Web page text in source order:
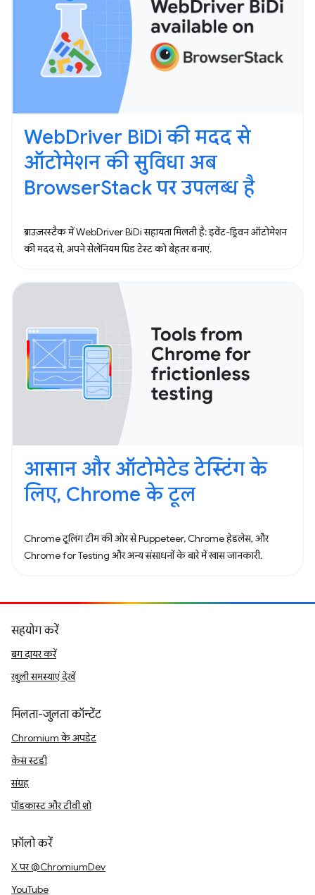
WebDriver BiDi की मदद से
ऑटोमेशन की सुविधा अब
BrowserStack पर उपलब्ध है
ब्राउज़रस्टैक में WebDriver BiDi सहायता मिलती है: इवेंट-ड्रिवन ऑटोमेशन
की मदद से, अपने सेलेनियम ग्रिड टेस्ट को बेहतर बनाएं.
आसान और ऑटोमेटेड टेस्टिंग के
लिए, Chrome के टूल
Chrome टूलिंग टीम की ओर से Puppeteer, Chrome हेडलेस, और
Chrome for Testing और अन्य संसाधनों के बारे में खास जानकारी.
सहयोग करें
बग दायर करें
खुली समस्याएं देखें
मिलता-जुलता कॉन्टेंट
Chromium के अपडेट
केस स्टडी
संग्रह
पॉडकास्ट और टीवी शो
फ़ॉलो करें
X पर @ChromiumDev
YouTube